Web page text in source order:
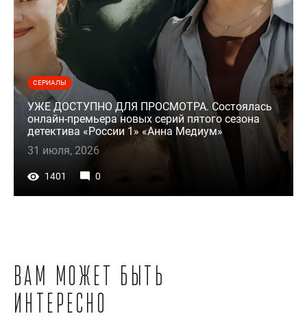
СЕРИАЛЫ
УЖЕ ДОСТУПНО ДЛЯ ПРОСМОТРА. Состоялась
онлайн-премьера новых серий пятого сезона
детектива «России 1» «Анна Медиум»
31 июля, 2026
1401 0
Вам может быть
интересно